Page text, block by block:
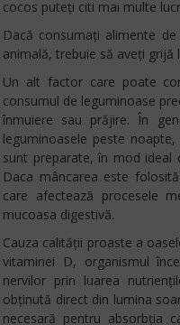
cocos puteți citi mai multe
Dacă consumați alimente
animală, trebuie să aveți
Un alt factor care poate
consumul de leguminoase
înmuiere sau prăjire. În
leguminoasele peste
sunt preparate, în mod ideal
Daca mâncarea este
care afectează procesele
mucoasa digestivă.
Cauza calității proaste a
vitaminei D, organismul
nervilor prin luarea
obținută direct din lumina
necesară pentru absorbția